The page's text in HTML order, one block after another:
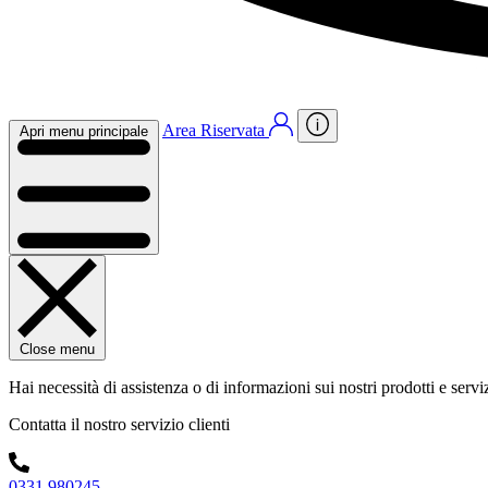
Apri menu principale Area Riservata
Close menu
Hai necessità di assistenza o di informazioni sui nostri prodotti e
Contatta il nostro servizio clienti